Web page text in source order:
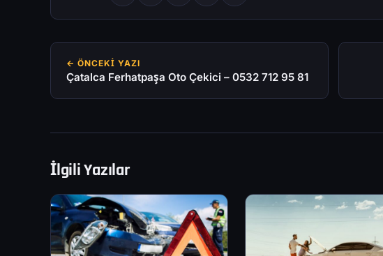
← ÖNCEKI YAZI
Çatalca Ferhatpaşa Oto Çekici – 0532 712 95 81
İlgili Yazılar